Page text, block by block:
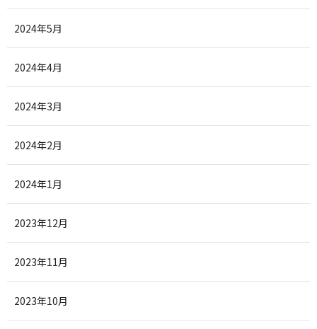
2024年5月
2024年4月
2024年3月
2024年2月
2024年1月
2023年12月
2023年11月
2023年10月